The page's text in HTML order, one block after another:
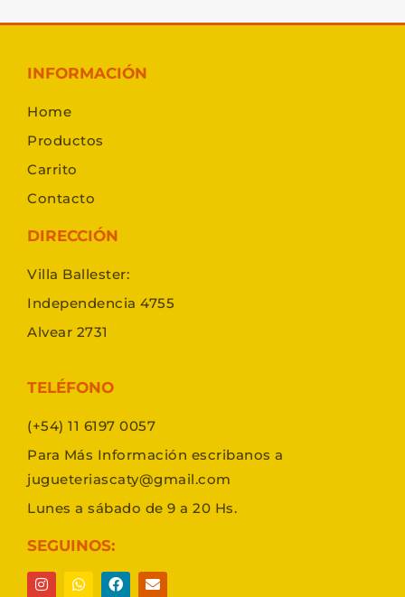
INFORMACIÓN
Home
Productos
Carrito
Contacto
DIRECCIÓN
Villa Ballester:
Independencia 4755
Alvear 2731
TELÉFONO
(+54) 11 6197 0057
Para Más Información escribanos a
jugueteriascaty@gmail.com
Lunes a sábado de 9 a 20 Hs.
SEGUINOS: